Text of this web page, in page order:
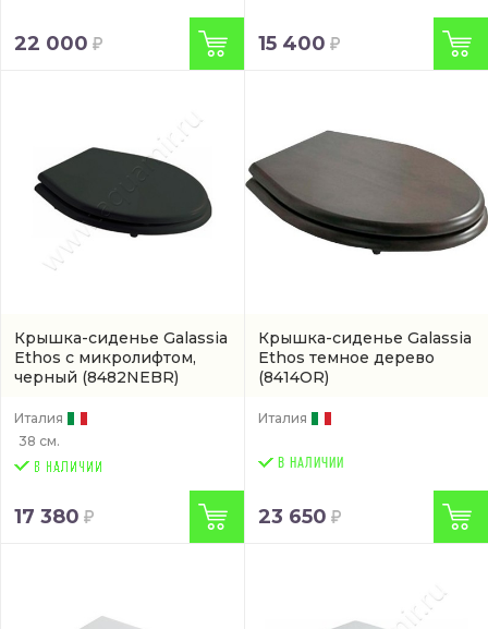
22 000 15 400
Крышка-сиденье Galassia
Ethos с микролифтом,
черный (8482NEBR)
Италия
38 см.
17 380
Крышка-сиденье Galassia
Ethos темное дерево
(8414OR)
Италия
В НАЛИЧИИ
23 650